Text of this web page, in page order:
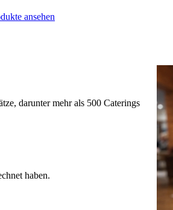
ansehen
darunter mehr als 500 Caterings
haben.